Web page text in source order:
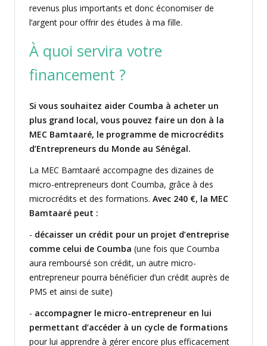
revenus plus importants et donc économiser de
l’argent pour offrir des études à ma fille.
À quoi servira votre
financement ?
Si vous souhaitez aider Coumba à acheter un
plus grand local, vous pouvez faire un don à la
MEC Bamtaaré, le programme de microcrédits
d’Entrepreneurs du Monde au Sénégal.
La MEC Bamtaaré accompagne des dizaines de
micro-entrepreneurs dont Coumba, grâce à des
microcrédits et des formations. Avec 240 €, la MEC
Bamtaaré peut :
- décaisser un crédit pour un projet d’entreprise
comme celui de Coumba (une fois que Coumba
aura remboursé son crédit, un autre micro-
entrepreneur pourra bénéficier d’un crédit auprès de
PMS et ainsi de suite)
- accompagner le micro-entrepreneur en lui
permettant d’accéder à un cycle de formations
pour lui apprendre à gérer encore plus efficacement